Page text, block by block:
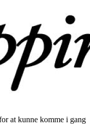
at kunne komme i gang